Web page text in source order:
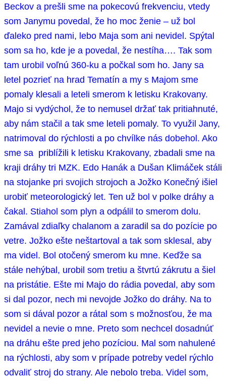
Beckov a prešli sme na pokecovú frekvenciu, vtedy
som Janymu povedal, že ho moc ženie – už bol
ďaleko pred nami, lebo Maja som ani nevidel. Spýtal
som sa ho, kde je a povedal, že nestíha…. Tak som
tam urobil voľnú 360-ku a počkal som ho. Jany sa
letel pozrieť na hrad Tematín a my s Majom sme
pomaly klesali a leteli smerom k letisku Krakovany.
Majo si vydýchol, že to nemusel držať tak pritiahnuté,
aby nám stačil a tak sme leteli pomaly. To využil Jany,
natrimoval do rýchlosti a po chvílke nás dobehol. Ako
sme sa priblížili k letisku Krakovany, zbadali sme na
kraji dráhy tri MZK. Edo Hanák a Dušan Klimáček stáli
na stojanke pri svojich strojoch a Jožko Konečný išiel
urobiť meteorologický let. Ten už bol v polke dráhy a
čakal. Stiahol som plyn a odpálil to smerom dolu.
Zamával zdiaľky chalanom a zaradil sa do pozície po
vetre. Jožko ešte neštartoval a tak som sklesal, aby
ma videl. Bol otočený smerom ku mne. Keďže sa
stále nehýbal, urobil som tretiu a štvrtú zákrutu a šiel
na pristátie. Ešte mi Majo do rádia povedal, aby som
si dal pozor, nech mi nevojde Jožko do dráhy. Na to
som si dával pozor a rátal som s možnosťou, že ma
nevidel a nevie o mne. Preto som nechcel dosadnúť
na dráhu ešte pred jeho pozíciou. Mal som nahulené
na rýchlosti, aby som v prípade potreby vedel rýchlo
odvaliť stroj do strany. Ale nebolo treba. Videl som,